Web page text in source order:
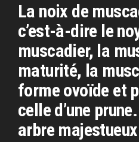
La noix de
c’est-à-dire le
muscadier, la
maturité, la
forme ovoïde et
celle d’une
arbre majestueux